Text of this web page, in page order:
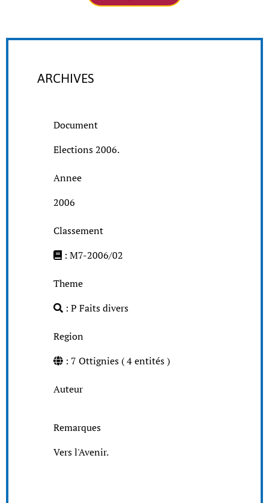
ARCHIVES
Document
Elections 2006.
Annee
2006
Classement
: M7-2006/02
Theme
: P Faits divers
Region
: 7 Ottignies ( 4 entités )
Auteur
Remarques
Vers l'Avenir.